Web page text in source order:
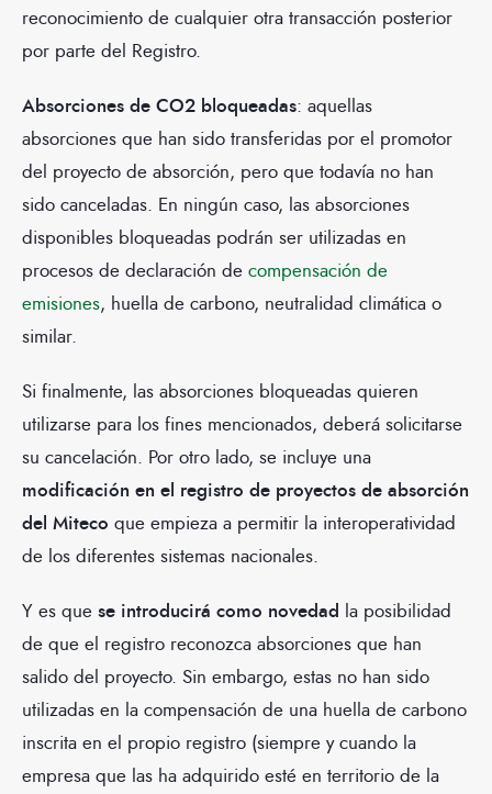
reconocimiento de cualquier otra transacción posterior
por parte del Registro.
Absorciones de CO2 bloqueadas: aquellas
absorciones que han sido transferidas por el promotor
del proyecto de absorción, pero que todavía no han
sido canceladas. En ningún caso, las absorciones
disponibles bloqueadas podrán ser utilizadas en
procesos de declaración de compensación de
emisiones, huella de carbono, neutralidad climática o
similar.
Si finalmente, las absorciones bloqueadas quieren
utilizarse para los fines mencionados, deberá solicitarse
su cancelación. Por otro lado, se incluye una
modificación en el registro de proyectos de absorción
del Miteco que empieza a permitir la interoperatividad
de los diferentes sistemas nacionales.
Y es que se introducirá como novedad la posibilidad
de que el registro reconozca absorciones que han
salido del proyecto. Sin embargo, estas no han sido
utilizadas en la compensación de una huella de carbono
inscrita en el propio registro (siempre y cuando la
empresa que las ha adquirido esté en territorio de la